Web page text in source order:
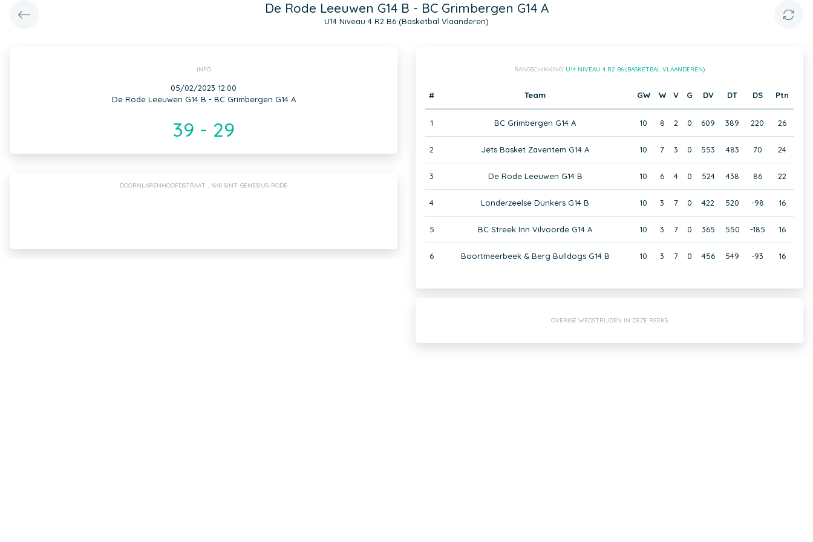
De Rode Leeuwen G14 B - BC Grimbergen G14 A
U14 Niveau 4 R2 B6 (Basketbal Vlaanderen)
INFO
05/02/2023 12:00
De Rode Leeuwen G14 B - BC Grimbergen G14 A
39 - 29
DOORNLARENHOOFDSTRAAT , 1640 SINT-GENESIUS-RODE
RANGSCHIKKING: U14 NIVEAU 4 R2 B6 (BASKETBAL VLAANDEREN)
# Team GW W V G DV DT DS Ptn
1 BC Grimbergen G14 A 10 8 2 0 609 389 220 26
2 Jets Basket Zaventem G14 A 10 7 3 0 553 483 70 24
3 De Rode Leeuwen G14 B 10 6 4 0 524 438 86 22
4 Londerzeelse Dunkers G14 B 10 3 7 0 422 520 -98 16
5 BC Streek Inn Vilvoorde G14 A 10 3 7 0 365 550 -185 16
6 Boortmeerbeek & Berg Bulldogs G14 B 10 3 7 0 456 549 -93 16
OVERIGE WEDSTRIJDEN IN DEZE REEKS